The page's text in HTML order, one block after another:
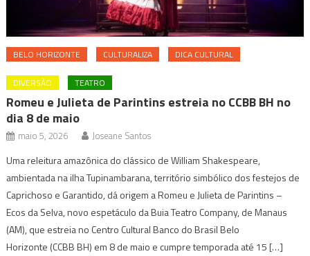
BELO HORIZONTE CULTURALIZA DICA CULTURAL
DIVERSÃO TEATRO
Romeu e Julieta de Parintins estreia no CCBB BH no
dia 8 de maio
maio 5, 2026 Joseane Santos
Uma releitura amazônica do clássico de William Shakespeare,
ambientada na ilha Tupinambarana, território simbólico dos festejos de
Caprichoso e Garantido, dá origem a Romeu e Julieta de Parintins –
Ecos da Selva, novo espetáculo da Buia Teatro Company, de Manaus
(AM), que estreia no Centro Cultural Banco do Brasil Belo
Horizonte (CCBB BH) em 8 de maio e cumpre temporada até 15 […]